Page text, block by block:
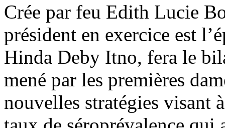
Crée par feu Edith Lucie
président en exercice est
Hinda Deby Itno, fera le
mené par les premières
nouvelles stratégies visant